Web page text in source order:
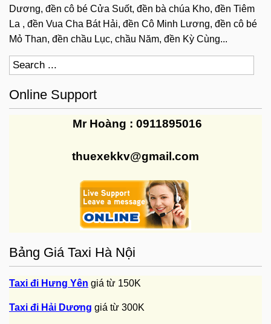
Dương, đền cô bé Cửa Suốt, đền bà chúa Kho, đền Tiêm
La , đền Vua Cha Bát Hải, đền Cô Minh Lương, đền cô bé
Mỏ Than, đền chầu Lục, chầu Năm, đền Kỳ Cùng...
Online Support
Mr Hoàng : 0911895016
thuexekkv@gmail.com
Bảng Giá Taxi Hà Nội
Taxi đi Hưng Yên giá từ 150K
Taxi đi Hải Dương giá từ 300K